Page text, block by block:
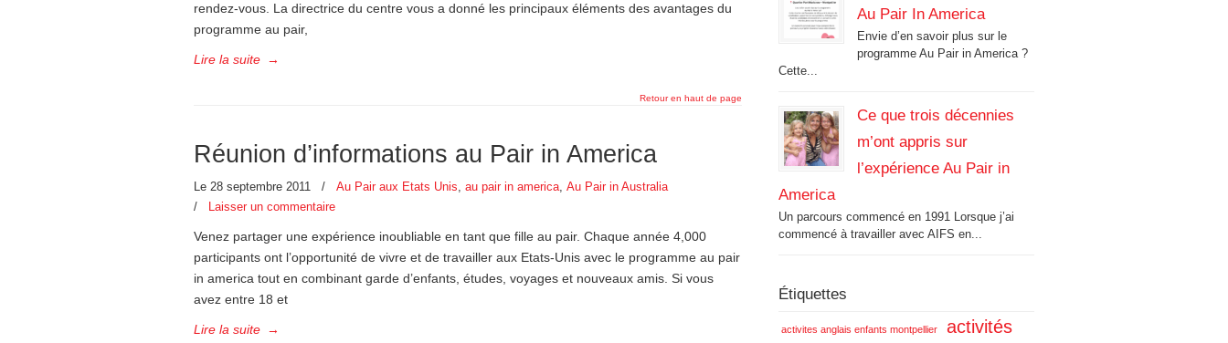
rendez-vous. La directrice du centre vous a donné les principaux éléments des avantages du
programme au pair,
Lire la suite →
Retour en haut de page
Réunion d’informations au Pair in America
Le 28 septembre 2011 / Au Pair aux Etats Unis, au pair in america, Au Pair in Australia
/
Laisser un commentaire
Venez partager une expérience inoubliable en tant que fille au pair. Chaque année 4,000
participants ont l’opportunité de vivre et de travailler aux Etats-Unis avec le programme au pair
in america tout en combinant garde d’enfants, études, voyages et nouveaux amis. Si vous
avez entre 18 et
Lire la suite →
Au Pair In America
Envie d’en savoir plus sur le
programme Au Pair in America ?
Cette...
Ce que trois décennies
m’ont appris sur
l’expérience Au Pair in
America
Un parcours commencé en 1991 Lorsque j’ai
commencé à travailler avec AIFS en...
Étiquettes
activites anglais enfants montpellier
activités